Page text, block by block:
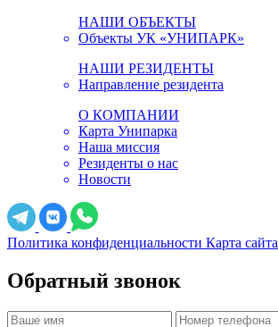
НАШИ ОБЪЕКТЫ
Объекты УК «УНИПАРК»
НАШИ РЕЗИДЕНТЫ
Направление резидента
О КОМПАНИИ
Карта Унипарка
Наша миссия
Резиденты о нас
Новости
Политика конфиденциальности Карта сайта
Обратный звонок